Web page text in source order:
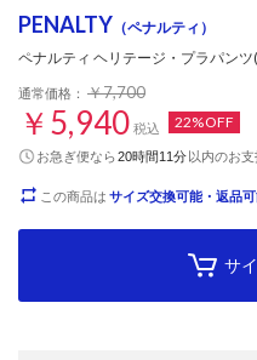
PENALTY （ペナルティ）
ペナルティ ヘリテージ・プラパンツ
通常価格： ￥7,700
￥5,940 税込 22%OFF
お急ぎ便なら20時間11分以内のお
この商品は サイズ交換可能・返品
サ